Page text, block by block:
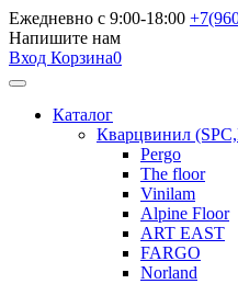
Ежедневно с 9:00-18:00
Напишите нам
Вход Корзина0
Каталог
Кварцвинил
Pergo
The floor
Vinilam
Alpine Floor
ART EAST
FARGO
Norland